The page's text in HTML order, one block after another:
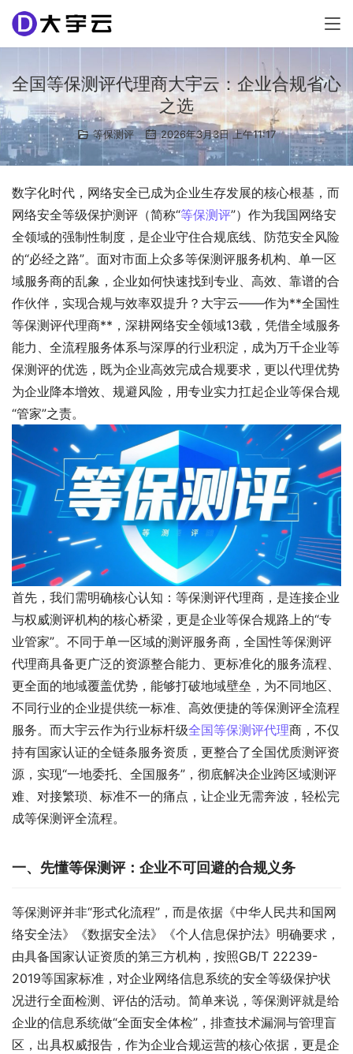
全国等保测评代理商大宇云：企业合规省心
之选
等保测评 2026年3月3日 上午11:17
数字化时代，网络安全已成为企业生存发展的核心根基，而
网络安全等级保护测评（简称“等保测评”）作为我国网络安
全领域的强制性制度，是企业守住合规底线、防范安全风险
的“必经之路”。面对市面上众多等保测评服务机构、单一区
域服务商的乱象，企业如何快速找到专业、高效、靠谱的合
作伙伴，实现合规与效率双提升？大宇云——作为**全国性
等保测评代理商**，深耕网络安全领域13载，凭借全域服务
能力、全流程服务体系与深厚的行业积淀，成为万千企业等
保测评的优选，既为企业高效完成合规要求，更以代理优势
为企业降本增效、规避风险，用专业实力扛起企业等保合规
“管家”之责。
首先，我们需明确核心认知：等保测评代理商，是连接企业
与权威测评机构的核心桥梁，更是企业等保合规路上的“专
业管家”。不同于单一区域的测评服务商，全国性等保测评
代理商具备更广泛的资源整合能力、更标准化的服务流程、
更全面的地域覆盖优势，能够打破地域壁垒，为不同地区、
不同行业的企业提供统一标准、高效便捷的等保测评全流程
服务。而大宇云作为行业标杆级全国等保测评代理商，不仅
持有国家认证的全链条服务资质，更整合了全国优质测评资
源，实现“一地委托、全国服务”，彻底解决企业跨区域测评
难、对接繁琐、标准不一的痛点，让企业无需奔波，轻松完
成等保测评全流程。
一、先懂等保测评：企业不可回避的合规义务
等保测评并非“形式化流程”，而是依据《中华人民共和国网
络安全法》《数据安全法》《个人信息保护法》明确要求，
由具备国家认证资质的第三方机构，按照GB/T 22239-
2019等国家标准，对企业网络信息系统的安全等级保护状
况进行全面检测、评估的活动。简单来说，等保测评就是给
企业的信息系统做“全面安全体检”，排查技术漏洞与管理盲
区，出具权威报告，作为企业合规运营的核心依据，更是企